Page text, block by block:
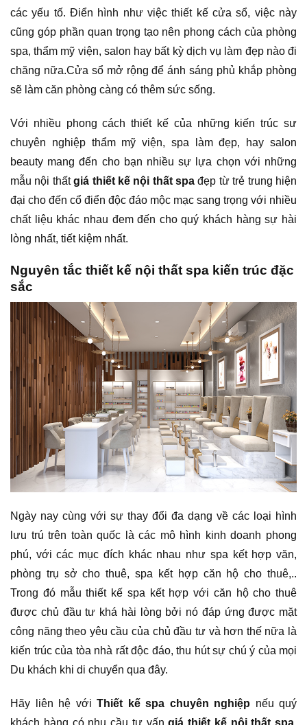
các yếu tố. Điển hình như việc thiết kế cửa sổ, việc này
cũng góp phần quan trọng tạo nên phong cách của phòng
spa, thẩm mỹ viện, salon hay bất kỳ dịch vụ làm đẹp nào đi
chăng nữa.Cửa sổ mở rộng để ánh sáng phủ khắp phòng
sẽ làm căn phòng càng có thêm sức sống.
Với nhiều phong cách thiết kế của những kiến trúc sư
chuyên nghiệp thẩm mỹ viện, spa làm đẹp, hay salon
beauty mang đến cho bạn nhiều sự lựa chọn với những
mẫu nội thấtgiá thiết kế nội thất spa đẹp từ trẻ trung hiện
đại cho đến cổ điển độc đáo mộc mạc sang trọng với nhiều
chất liệu khác nhau đem đến cho quý khách hàng sự hài
lòng nhất, tiết kiệm nhất.
Nguyên tắc thiết kế nội thất spa kiến trúc đặc
sắc
Ngày nay cùng với sự thay đổi đa dạng về các loại hình
lưu trú trên toàn quốc là các mô hình kinh doanh phong
phú, với các mục đích khác nhau như spa kết hợp văn,
phòng trụ sở cho thuê, spa kết hợp căn hộ cho thuê,..
Trong đó mẫu thiết kế spa kết hợp với căn hộ cho thuê
được chủ đầu tư khá hài lòng bởi nó đáp ứng được mặt
công năng theo yêu cầu của chủ đầu tư và hơn thế nữa là
kiến trúc của tòa nhà rất độc đáo, thu hút sự chú ý của mọi
Du khách khi di chuyển qua đây.
Hãy liên hệ với Thiết kế spa chuyên nghiệp nếu quý
khách hàng có nhu cầu tư vấngiá thiết kế nội thất spa